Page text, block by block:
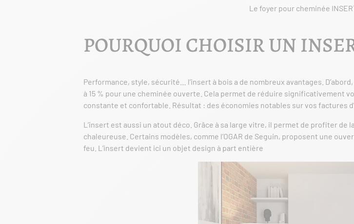
Le foyer pour cheminée
POURQUOI CHOISIR UN
Performance, style, sécurité… l’insert à bois a de nombreux avantages.
à 15 % pour une cheminée ouverte. Cela permet de réduire significativement
constante et confortable. Résultat : des économies notables sur vos factures
L’insert est aussi un atout déco. Grâce à sa large vitre, il permet de profiter de
chaleureuse. Certains modèles, comme l’OGAR de Seguin, proposent une
feu. L’insert devient ici un objet design à part entière